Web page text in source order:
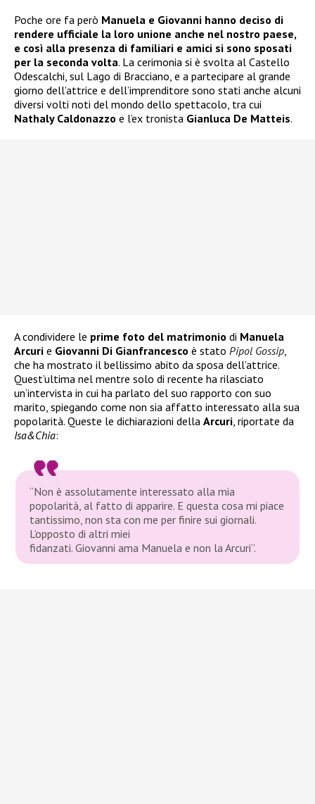
Poche ore fa però Manuela e Giovanni hanno deciso di
rendere ufficiale la loro unione anche nel nostro paese,
e così alla presenza di familiari e amici si sono sposati
per la seconda volta. La cerimonia si è svolta al Castello
Odescalchi, sul Lago di Bracciano, e a partecipare al grande
giorno dell’attrice e dell’imprenditore sono stati anche alcuni
diversi volti noti del mondo dello spettacolo, tra cui
Nathaly Caldonazzo e l’ex tronista Gianluca De Matteis.
A condividere le prime foto del matrimonio di Manuela
Arcuri e Giovanni Di Gianfrancesco è stato Pipol Gossip,
che ha mostrato il bellissimo abito da sposa dell’attrice.
Quest’ultima nel mentre solo di recente ha rilasciato
un’intervista in cui ha parlato del suo rapporto con suo
marito, spiegando come non sia affatto interessato alla sua
popolarità. Queste le dichiarazioni della Arcuri, riportate da
Isa&Chia:
“Non è assolutamente interessato alla mia
popolarità, al fatto di apparire. E questa cosa mi piace
tantissimo, non sta con me per finire sui giornali.
L’opposto di altri miei
fidanzati. Giovanni ama Manuela e non la Arcuri”.